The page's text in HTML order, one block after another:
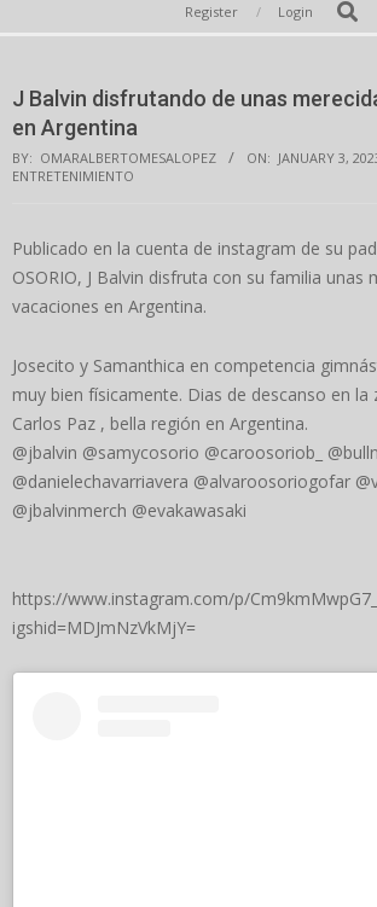
Navigation
Register Login Search
J Balvin disfrutando de unas
en Argentina
BY: OMARALBERTOMESALOPEZ ON: JANUARY 3,
ENTRETENIMIENTO
Publicado en la cuenta de instagram de su
OSORIO, J Balvin disfruta con su familia unas
vacaciones en Argentina.
Josecito y Samanthica en competencia
muy bien físicamente. Dias de descanso en la
Carlos Paz , bella región en Argentina.
@jbalvin @samycosorio @caroosoriob_
@danielechavarriavera @alvaroosoriogofar
@jbalvinmerch @evakawasaki
https://www.instagram.com/p/
igshid=MDJmNzVkMjY=